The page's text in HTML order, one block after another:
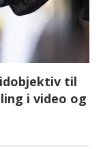
til
i video og